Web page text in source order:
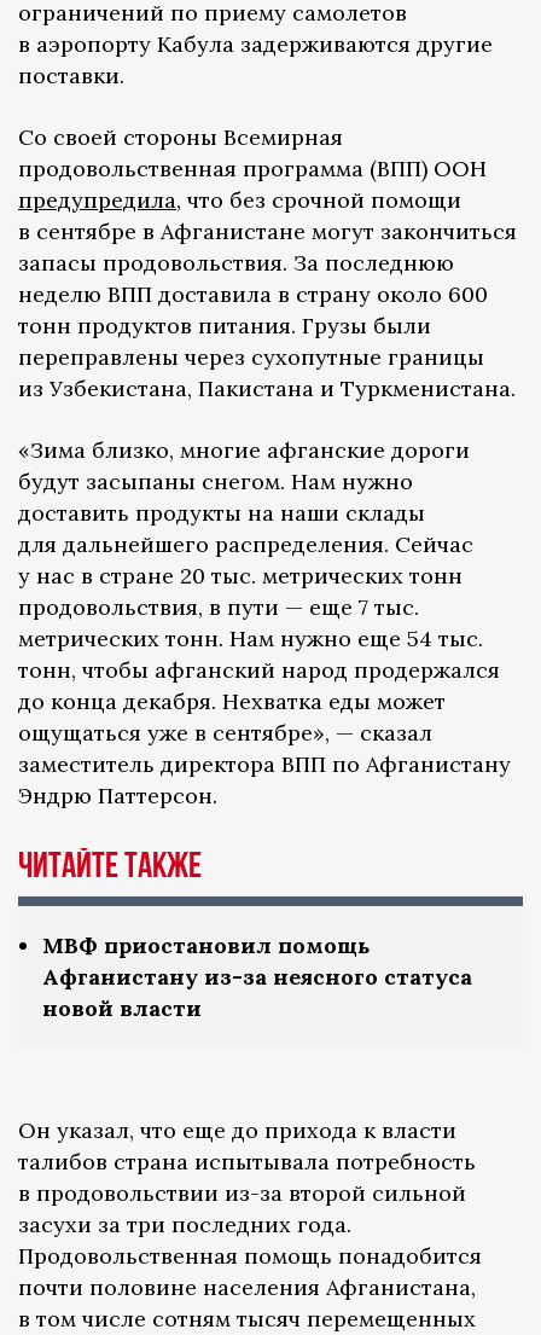
ограничений по приему самолетов
в аэропорту Кабула задерживаются другие
поставки.
Со своей стороны Всемирная
продовольственная программа (ВПП) ООН
предупредила, что без срочной помощи
в сентябре в Афганистане могут закончиться
запасы продовольствия. За последнюю
неделю ВПП доставила в страну около 600
тонн продуктов питания. Грузы были
переправлены через сухопутные границы
из Узбекистана, Пакистана и Туркменистана.
«Зима близко, многие афганские дороги
будут засыпаны снегом. Нам нужно
доставить продукты на наши склады
для дальнейшего распределения. Сейчас
у нас в стране 20 тыс. метрических тонн
продовольствия, в пути — еще 7 тыс.
метрических тонн. Нам нужно еще 54 тыс.
тонн, чтобы афганский народ продержался
до конца декабря. Нехватка еды может
ощущаться уже в сентябре», — сказал
заместитель директора ВПП по Афганистану
Эндрю Паттерсон.
Читайте также
МВФ приостановил помощь
Афганистану из-за неясного статуса
новой власти
Он указал, что еще до прихода к власти
талибов страна испытывала потребность
в продовольствии из-за второй сильной
засухи за три последних года.
Продовольственная помощь понадобится
почти половине населения Афганистана,
в том числе сотням тысяч перемещенных